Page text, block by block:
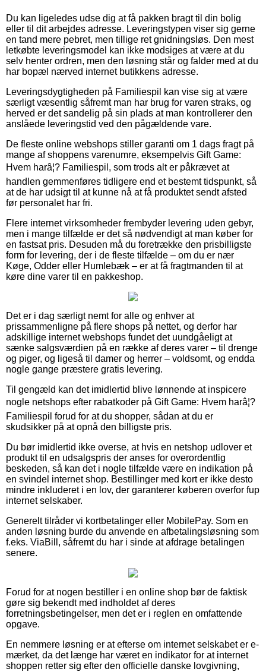
Du kan ligeledes udse dig at få pakken bragt til din bolig
eller til dit arbejdes adresse. Leveringstypen viser sig gerne
en tand mere pebret, men tillige ret gnidningsløs. Den mest
letkøbte leveringsmodel kan ikke modsiges at være at du
selv henter ordren, men den løsning står og falder med at du
har bopæl nærved internet butikkens adresse.
Leveringsdygtigheden på Familiespil kan vise sig at være
særligt væsentlig såfremt man har brug for varen straks, og
herved er det sandelig på sin plads at man kontrollerer den
anslåede leveringstid ved den pågældende vare.
De fleste online webshops stiller garanti om 1 dags fragt på
mange af shoppens varenumre, eksempelvis Gift Game:
Hvem harâ¦? Familiespil, som trods alt er påkrævet at
handlen gemmenføres tidligere end et bestemt tidspunkt, så
at de har udsigt til at kunne nå at få produktet sendt afsted
før personalet har fri.
Flere internet virksomheder frembyder levering uden gebyr,
men i mange tilfælde er det så nødvendigt at man køber for
en fastsat pris. Desuden må du foretrække den prisbilligste
form for levering, der i de fleste tilfælde – om du er nær
Køge, Odder eller Humlebæk – er at få fragtmanden til at
køre dine varer til en pakkeshop.
Det er i dag særligt nemt for alle og enhver at
prissammenligne på flere shops på nettet, og derfor har
adskillige internet webshops fundet det uundgåeligt at
sænke salgsværdien på en række af deres varer – til drenge
og piger, og ligeså til damer og herrer – voldsomt, og endda
nogle gange præstere gratis levering.
Til gengæld kan det imidlertid blive lønnende at inspicere
nogle netshops efter rabatkoder på Gift Game: Hvem harâ¦?
Familiespil forud for at du shopper, sådan at du er
skudsikker på at opnå den billigste pris.
Du bør imidlertid ikke overse, at hvis en netshop udlover et
produkt til en udsalgspris der anses for overordentlig
beskeden, så kan det i nogle tilfælde være en indikation på
en svindel internet shop. Bestillinger med kort er ikke desto
mindre inkluderet i en lov, der garanterer køberen overfor fup
internet selskaber.
Generelt tilråder vi kortbetalinger eller MobilePay. Som en
anden løsning burde du anvende en afbetalingsløsning som
f.eks. ViaBill, såfremt du har i sinde at afdrage betalingen
senere.
Forud for at nogen bestiller i en online shop bør de faktisk
gøre sig bekendt med indholdet af deres
forretningsbetingelser, men det er i reglen en omfattende
opgave.
En nemmere løsning er at efterse om internet selskabet er e-
mærket, da det længe har været en indikator for at internet
shoppen retter sig efter den officielle danske lovgivning,